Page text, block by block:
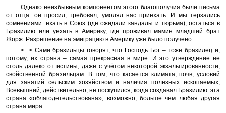
Однако неизбывным компонентом этого благополучия были письма
от отца: он просил, требовал, умолял нас приехать. И мы терзались
сомнениями: ехать в Союз (где ожидали кандалы и тюрьма), остаться в
Бразилию или уехать в Америку, где проживал мамин младший брат
Жорж. Разрешение на эмиграцию в Америку уже было получено.
<...> Сами бразильцы говорят, что Господь Бог – тоже бразилец и,
потому, их страна – самая прекрасная в мире. И это утверждение не
столь далеко от истины, даже с учётом некоторой экзальтированности,
свойственной бразильцам. В том, что касается климата, почв, условий
для занятий сельским хозяйством и наличия полезных ископаемых,
Всевышний, действительно, не поскупился, когда создавал Бразилию: эта
страна «облагодетельствована», возможно, больше чем любая другая
страна мира.